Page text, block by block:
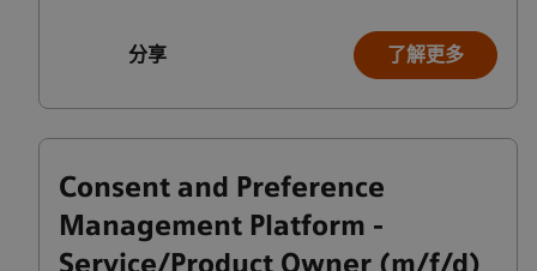
分享 了解更多
Consent and Preference
Management Platform -
Service/Product Owner (m/f/d)